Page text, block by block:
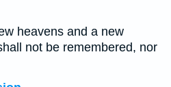
heavens and a new
not be remembered, nor